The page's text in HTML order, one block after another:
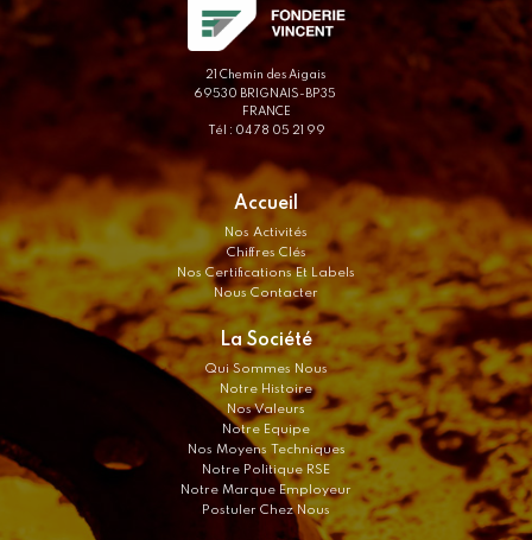
21 Chemin des Aigais
69530 BRIGNAIS-BP35
FRANCE
Tél : 04 78 05 21 99
Accueil
Nos Activités
Chiffres Clés
Nos Certifications Et Labels
Nous Contacter
La Société
Qui Sommes Nous
Notre Histoire
Nos Valeurs
Notre Equipe
Nos Moyens Techniques
Notre Politique RSE
Notre Marque Employeur
Postuler Chez Nous